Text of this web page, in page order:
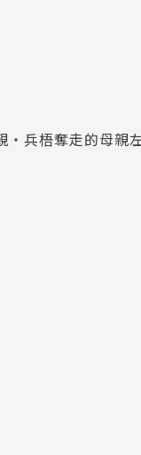
‧兵梧奪走的母親